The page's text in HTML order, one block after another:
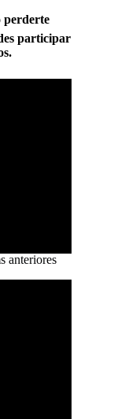
perderte
participar
anteriores